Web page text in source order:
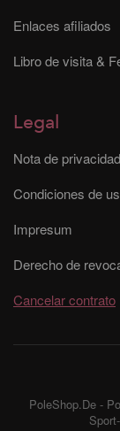
Enlaces afiliados
Libro de visita &
Legal
Nota de privacidad
Condiciones de
Impresum
Derecho de
Cancelar contrato
PoleShop.De -